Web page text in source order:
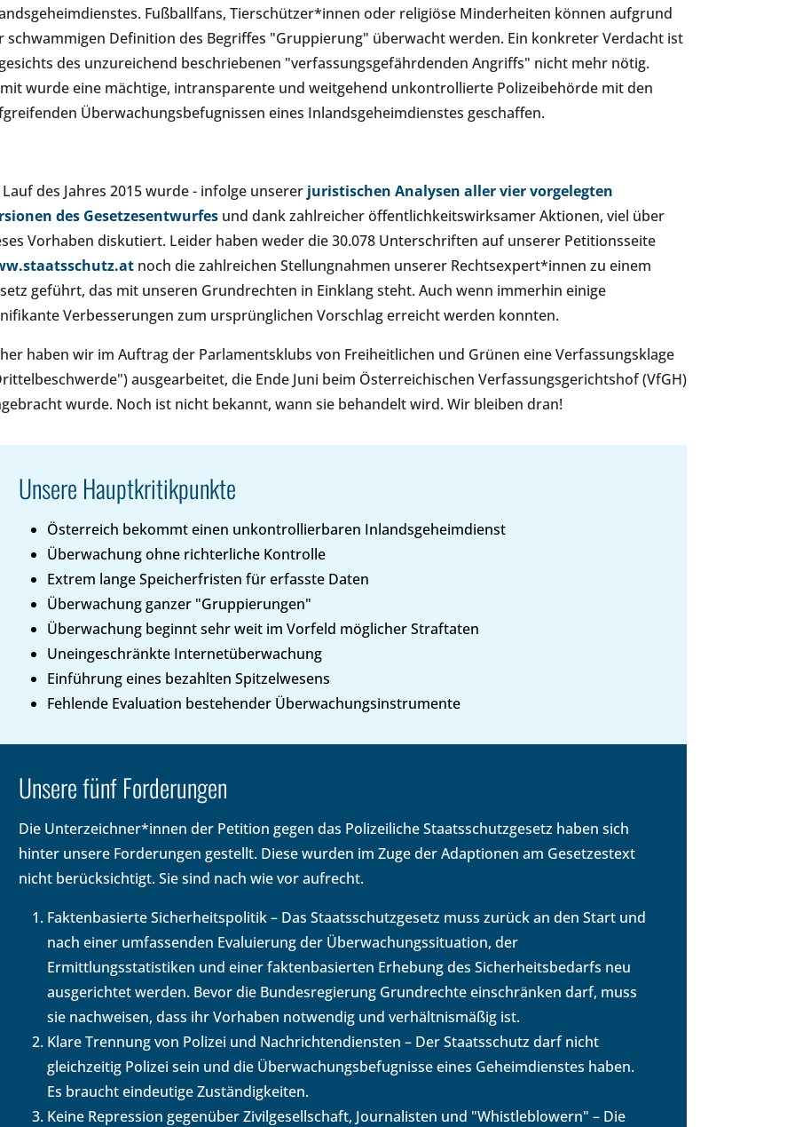
Fußballfans, Tierschützer*innen oder religiöse Minderheiten können aufgrund
schwammigen Definition des Begriffes "Gruppierung" überwacht werden. Ein konkreter Verdacht ist
des unzureichend beschriebenen "verfassungsgefährdenden Angriffs" nicht mehr nötig.
wurde eine mächtige, intransparente und weitgehend unkontrollierte Polizeibehörde mit den
Überwachungsbefugnissen eines Inlandsgeheimdienstes geschaffen.
des Jahres 2015 wurde - infolge unserer juristischen Analysen aller vier vorgelegten
des Gesetzesentwurfes und dank zahlreicher öffentlichkeitswirksamer Aktionen, viel über
Vorhaben diskutiert. Leider haben weder die 30.078 Unterschriften auf unserer Petitionsseite
noch die zahlreichen Stellungnahmen unserer Rechtsexpert*innen zu einem
geführt, das mit unseren Grundrechten in Einklang steht. Auch wenn immerhin einige
Verbesserungen zum ursprünglichen Vorschlag erreicht werden konnten.
haben wir im Auftrag der Parlamentsklubs von Freiheitlichen und Grünen eine Verfassungsklage
ausgearbeitet, die Ende Juni beim Österreichischen Verfassungsgerichtshof (VfGH)
wurde. Noch ist nicht bekannt, wann sie behandelt wird. Wir bleiben dran!
Unsere Hauptkritikpunkte
Österreich bekommt einen unkontrollierbaren Inlandsgeheimdienst
Überwachung ohne richterliche Kontrolle
Extrem lange Speicherfristen für erfasste Daten
Überwachung ganzer "Gruppierungen"
Überwachung beginnt sehr weit im Vorfeld möglicher Straftaten
Uneingeschränkte Internetüberwachung
Einführung eines bezahlten Spitzelwesens
Fehlende Evaluation bestehender Überwachungsinstrumente
Unsere fünf Forderungen
Die Unterzeichner*innen der Petition gegen das Polizeiliche Staatsschutzgesetz haben sich
hinter unsere Forderungen gestellt. Diese wurden im Zuge der Adaptionen am Gesetzestext
nicht berücksichtigt. Sie sind nach wie vor aufrecht.
Faktenbasierte Sicherheitspolitik – Das Staatsschutzgesetz muss zurück an den Start und
nach einer umfassenden Evaluierung der Überwachungssituation, der
Ermittlungsstatistiken und einer faktenbasierten Erhebung des Sicherheitsbedarfs neu
ausgerichtet werden. Bevor die Bundesregierung Grundrechte einschränken darf, muss
sie nachweisen, dass ihr Vorhaben notwendig und verhältnismäßig ist.
Klare Trennung von Polizei und Nachrichtendiensten – Der Staatsschutz darf nicht
gleichzeitig Polizei sein und die Überwachungsbefugnisse eines Geheimdienstes haben.
Es braucht eindeutige Zuständigkeiten.
Keine Repression gegenüber Zivilgesellschaft, Journalisten und "Whistleblowern" – Die